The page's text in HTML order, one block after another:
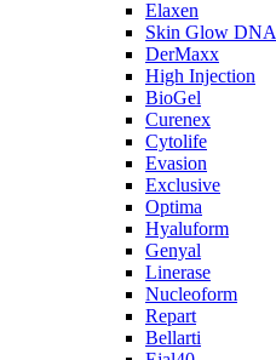
Elaxen
Skin Glow DNA
DerMaxx
High Injection
BioGel
Curenex
Cytolife
Evasion
Exclusive
Optima
Hyaluform
Genyal
Linerase
Nucleoform
Repart
Bellarti